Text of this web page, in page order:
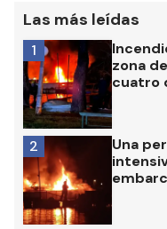
Las más leídas
zona
cuatro
1
Una
2